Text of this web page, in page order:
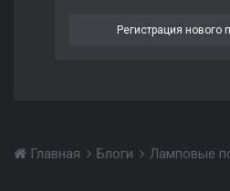
Регистрация нового
Главная Блоги Ламповые